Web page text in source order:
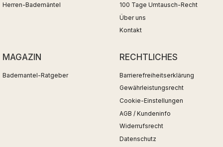
Herren-Bademäntel
100 Tage Umtausch-Recht
Über uns
Kontakt
MAGAZIN
Bademantel-Ratgeber
RECHTLICHES
Barrierefreiheitserklärung
Gewährleistungsrecht
Cookie-Einstellungen
AGB / Kundeninfo
Widerrufsrecht
Datenschutz